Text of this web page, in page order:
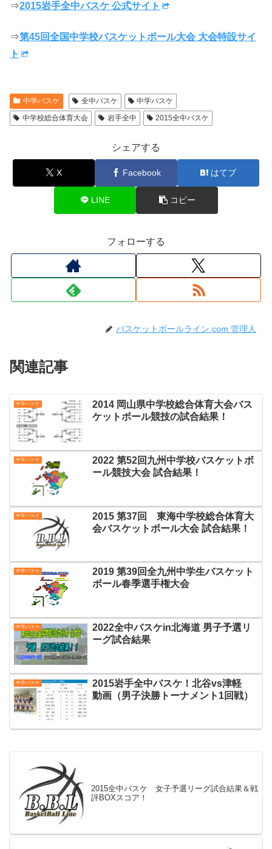
⇒2015岩手全中バスケ 公式サイト
⇒第45回全国中学校バスケットボール大会 大会特設サイ
ト
中学バスケ 全中バスケ
中学バスケ
中学校総合体育大会
岩手全中 2015全中バスケ
シェアする
X Facebook はてブ
LINE コピー
フォローする
バスケットボールライン.com 管理人
関連記事
中学バスケ
2014 岡山県中学校総合体育大会バス
ケットボール競技の試合結果！
中学バスケ
2022 第52回九州中学校バスケットボ
ール競技大会 試合結果！
中学バスケ
2015 第37回 東海中学校総合体育大
会バスケットボール大会 試合結果！
中学バスケ
2019 第39回全九州中学生バスケット
ボール春季選手権大会
中学バスケ
2022全中バスケin北海道 男子予選リ
ーグ試合結果
中学バスケ
2015岩手全中バスケ！北谷vs津軽
動画（男子決勝トーナメント1回戦）
2015全中バスケ 女子予選リーグ試合結果＆戦
評BOXスコア！